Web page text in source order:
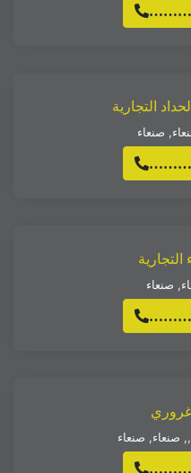
التجارية
, صنعاء
, صنعاء
, صنعاء, صنعاء